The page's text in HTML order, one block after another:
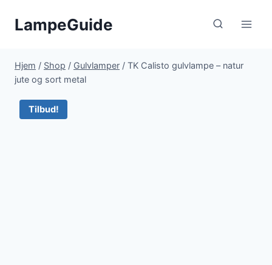
LampeGuide
Hjem / Shop / Gulvlamper / TK Calisto gulvlampe – natur
jute og sort metal
Tilbud!